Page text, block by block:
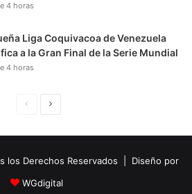
4 horas
Liga Coquivacoa de Venezuela
a la Gran Final de la Serie Mundial
4 horas
i
n
u
i
los Derechos Reservados | Diseño por
WGdigital